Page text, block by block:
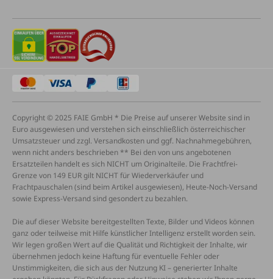
Copyright © 2025 FAIE GmbH * Die Preise auf unserer Website sind in
Euro ausgewiesen und verstehen sich einschließlich österreichischer
Umsatzsteuer und zzgl. Versandkosten und ggf. Nachnahmegebühren,
wenn nicht anders beschrieben ** Bei den von uns angebotenen
Ersatzteilen handelt es sich NICHT um Originalteile. Die Frachtfrei-
Grenze von 149 EUR gilt NICHT für Wiederverkäufer und
Frachtpauschalen (sind beim Artikel ausgewiesen), Heute-Noch-Versand
sowie Express-Versand sind gesondert zu bezahlen.
Die auf dieser Website bereitgestellten Texte, Bilder und Videos können
ganz oder teilweise mit Hilfe künstlicher Intelligenz erstellt worden sein.
Wir legen großen Wert auf die Qualität und Richtigkeit der Inhalte, wir
übernehmen jedoch keine Haftung für eventuelle Fehler oder
Unstimmigkeiten, die sich aus der Nutzung KI – generierter Inhalte